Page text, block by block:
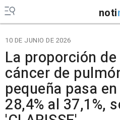
noti
10 DE JUNIO DE 2026
La proporción
cáncer de
pequeña pasa
28,4% al 37,1%,